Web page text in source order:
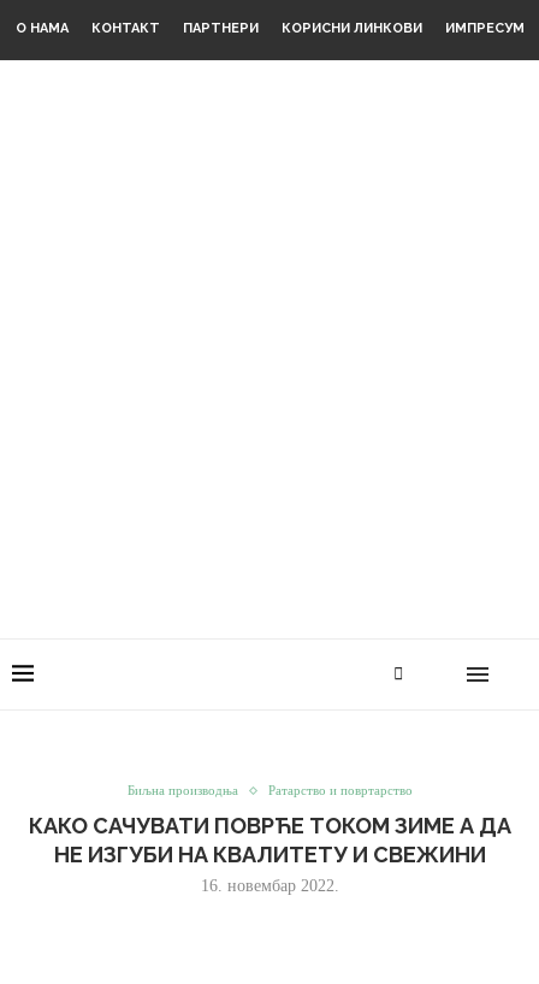
О НАМА КОНТАКТ ПАРТНЕРИ КОРИСНИ ЛИНКОВИ ИМПРЕСУМ
Биљна производња Ратарство и повртарство
КАКО САЧУВАТИ ПОВРЋЕ ТОКОМ ЗИМЕ А ДА
НЕ ИЗГУБИ НА КВАЛИТЕТУ И СВЕЖИНИ
16. новембар 2022.